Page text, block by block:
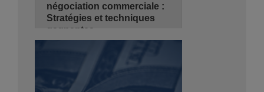
négociation commerciale :
Stratégies et techniques
gagnantes
de 08:30 - 14:00